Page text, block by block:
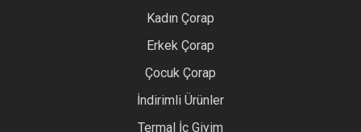
Kadın Çorap
Erkek Çorap
Çocuk Çorap
İndirimli Ürünler
Termal İç Giyim